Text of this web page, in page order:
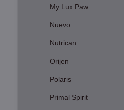
My Lux Paw
Nuevo
Nutrican
Orijen
Polaris
Primal Spirit